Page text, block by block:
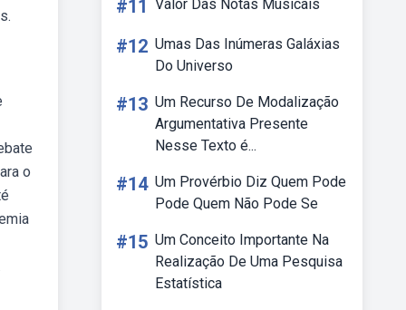
o
#11 Valor Das Notas Musicais
#12 Umas Das Inúmeras Galáxias
Do Universo
#13 Um Recurso De Modalização
Argumentativa Presente
Nesse Texto é...
#14 Um Provérbio Diz Quem Pode
Pode Quem Não Pode Se
#15 Um Conceito Importante Na
Realização De Uma Pesquisa
Estatística